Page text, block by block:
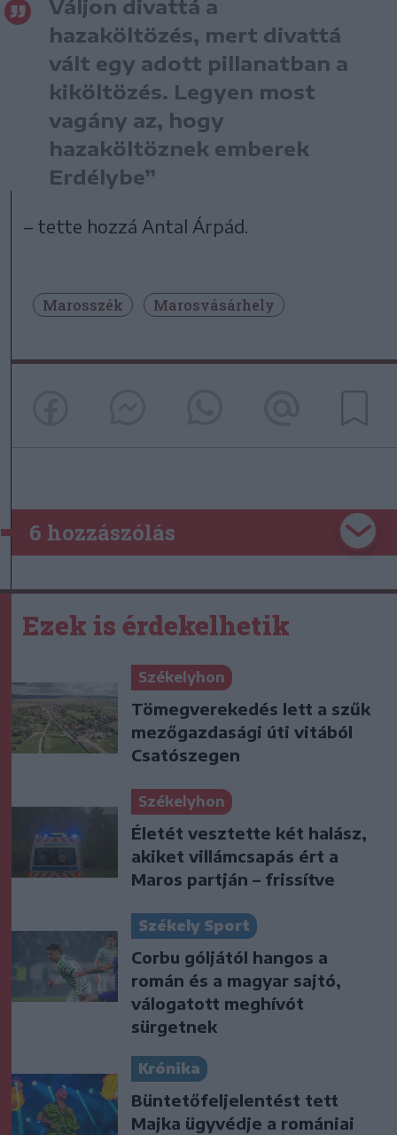
Váljon divattá a
hazaköltözés, mert divattá
vált egy adott pillanatban a
kiköltözés. Legyen most
vagány az, hogy
hazaköltöznek emberek
Erdélybe”
– tette hozzá Antal Árpád.
Marosszék Marosvásárhely
6 hozzászólás
Ezek is érdekelhetik
Székelyhon
Tömegverekedés lett a szűk
mezőgazdasági úti vitából
Csatószegen
Székelyhon
Életét vesztette két halász,
akiket villámcsapás ért a
Maros partján – frissítve
Székely Sport
Corbu góljától hangos a
román és a magyar sajtó,
válogatott meghívót
sürgetnek
Krónika
Büntetőfeljelentést tett
Majka ügyvédje a romániai